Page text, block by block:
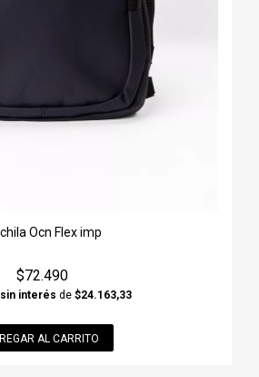
Ocn Flex imp
$72.490
sin interés de $24.163,33
AL CARRITO